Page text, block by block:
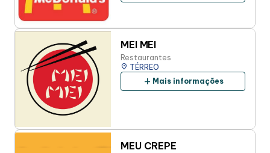
MEI MEI
Restaurantes
place TÉRREO
add Mais informações
MEU CREPE